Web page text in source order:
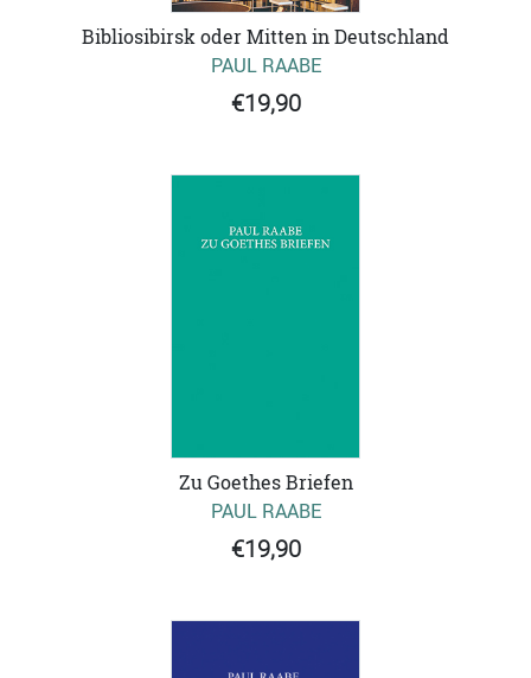
Bibliosibirsk oder Mitten in Deutschland
PAUL RAABE
€19,90
Zu Goethes Briefen
PAUL RAABE
€19,90